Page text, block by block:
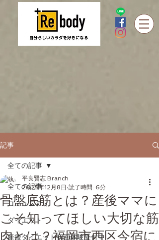
記事
全ての記事
コミュニティ
ダイエット
産後ダイエット初回体験受付中
全ての記事
骨盤底筋とは？産後ママに
こそ知ってほしい大切な筋
肉とは？福岡市西区今宿に
平良賢志 Branch
2025年12月8日 読了時間: 6分